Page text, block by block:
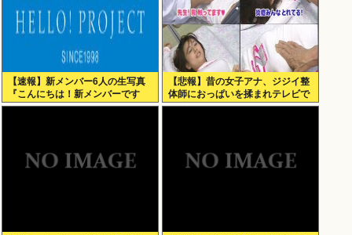
【速報】新メンバー6人の生写真
『こんにちは！新メンバーです
☆』
【悲報】昔の女子アナ、ジジイ整
体師におっぱいを揉まれテレビで
放送されてしまうwww